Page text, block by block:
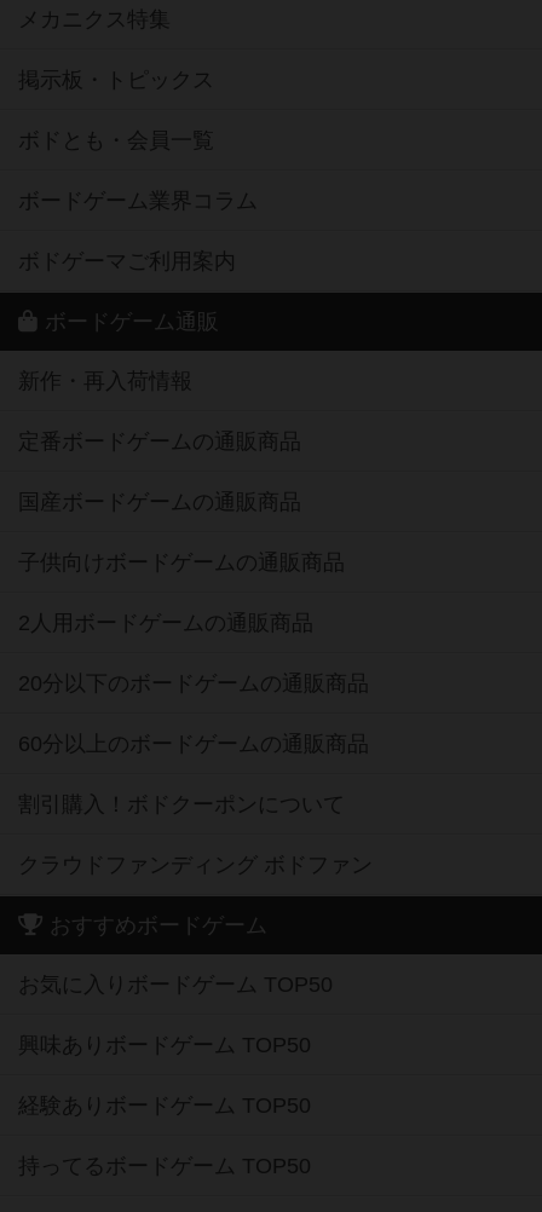
メカニクス特集
掲示板・トピックス
ボドとも・会員一覧
ボードゲーム業界コラム
ボドゲーマご利用案内
ボードゲーム通販
新作・再入荷情報
定番ボードゲームの通販商品
国産ボードゲームの通販商品
子供向けボードゲームの通販商品
2人用ボードゲームの通販商品
20分以下のボードゲームの通販商品
60分以上のボードゲームの通販商品
割引購入！ボドクーポンについて
クラウドファンディング ボドファン
おすすめボードゲーム
お気に入りボードゲーム TOP50
興味ありボードゲーム TOP50
経験ありボードゲーム TOP50
持ってるボードゲーム TOP50